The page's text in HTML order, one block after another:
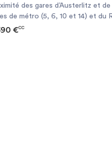
disponibles en résidence. Pour +
responsable de résidence. La
est mise à jour chaque
des gares d’Austerlitz et
de métro (5, 6, 10 et 14) et du
à pied de l’Université Pierre et
Médecine (UPMC) et de
Lettres et Civilisations.
€CC